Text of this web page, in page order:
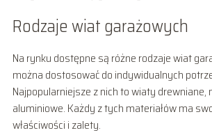
Rodzaje wiat garażowych
Na rynku dostępne są różne rodzaje wiat
można dostosować do indywidualnych
Najpopularniejsze z nich to wiaty drewniane,
aluminiowe. Każdy z tych materiałów ma
właściwości i zalety.